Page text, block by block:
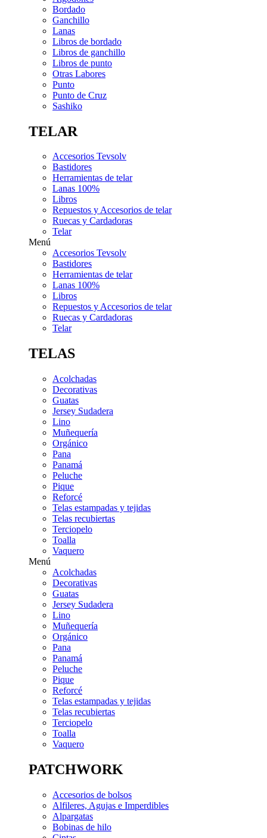
Bordado
Ganchillo
Lanas
Libros de bordado
Libros de ganchillo
Libros de punto
Otras Labores
Punto
Punto de Cruz
Sashiko
TELAR
Accesorios Tevsolv
Bastidores
Herramientas de telar
Lanas 100%
Libros
Repuestos y Accesorios de telar
Ruecas y Cardadoras
Telar
Menú
Accesorios Tevsolv
Bastidores
Herramientas de telar
Lanas 100%
Libros
Repuestos y Accesorios de telar
Ruecas y Cardadoras
Telar
TELAS
Acolchadas
Decorativas
Guatas
Jersey Sudadera
Lino
Muñequería
Orgánico
Pana
Panamá
Peluche
Pique
Reforcé
Telas estampadas y tejidas
Telas recubiertas
Terciopelo
Toalla
Vaquero
Menú
Acolchadas
Decorativas
Guatas
Jersey Sudadera
Lino
Muñequería
Orgánico
Pana
Panamá
Peluche
Pique
Reforcé
Telas estampadas y tejidas
Telas recubiertas
Terciopelo
Toalla
Vaquero
PATCHWORK
Accesorios de bolsos
Alfileres, Agujas e Imperdibles
Alpargatas
Bobinas de hilo